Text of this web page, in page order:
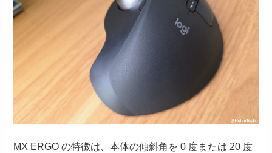
MX ERGO の特徴は、本体の傾斜角を 0 度または 20 度